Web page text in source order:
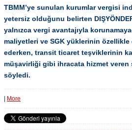
TBMM’ye sunulan kurumlar vergisi
yetersiz olduğunu belirten
yalnızca vergi avantajıyla
maliyetleri ve SGK yüklerinin özellikle
ederken, transit ticaret teşviklerinin
müşavirliği gibi ihracata hizmet veren
söyledi.
More